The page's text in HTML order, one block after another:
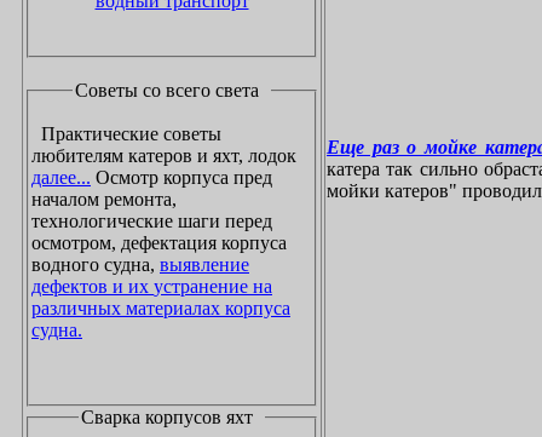
Советы со всего света
Практические советы
любителям катеров и яхт, лодок
далее... Осмотр корпуса пред
началом ремонта,
технологические шаги перед
осмотром, дефектация корпуса
водного судна, выявление
дефектов и их устранение на
различных материалах корпуса
судна.
Сварка корпусов яхт
Еще раз о мойке
катера так сильно
мойки катеров"